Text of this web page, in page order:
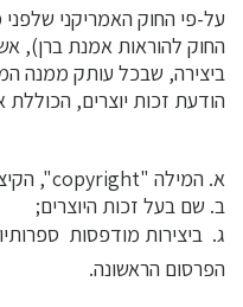
החוק להוראות אמנת ברן),
ביצירה, שבכל עותק ממנה
הודעת זכות יוצרים,
א. המילה "copyright", הקיצור "Copr." או הסימן (c);
ב. שם בעל זכות היוצרים;
ג. ביצירות מודפסות 
הפרסום הראשונה.